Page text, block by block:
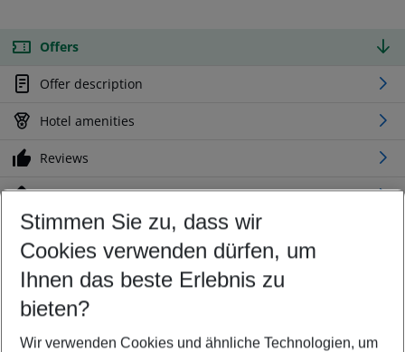
Offers
Offer description
Hotel amenities
Reviews
Location
Customize your offer
Find the perfect deal which suits your best
Your departure airport
Any airport
Stimmen Sie zu, dass wir
Cookies verwenden dürfen, um
Ihnen das beste Erlebnis zu
bieten?
Wir verwenden Cookies und ähnliche Technologien, um